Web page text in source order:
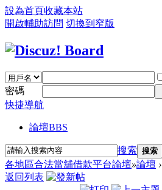
設為首頁收藏本站
開啟輔助訪問 切換到窄版
密碼
快捷導航
論壇BBS
搜索 搜索
各地區合法當舖借款平台論壇»論壇 ›
返回列表